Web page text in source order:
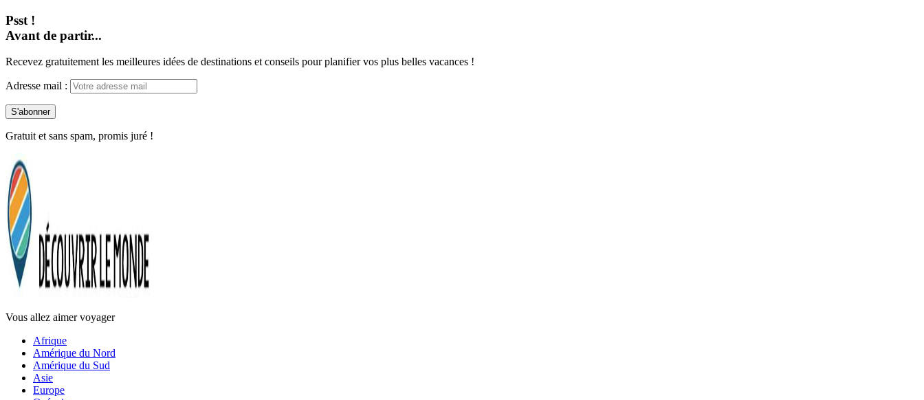
Psst !
Avant de partir...
Recevez gratuitement les meilleures idées de destinations et conseils pour planifier vos plus belles vacances !
Adresse mail :
Gratuit et sans spam, promis juré !
Vous allez aimer voyager
Afrique
Amérique du Nord
Amérique du Sud
Asie
Europe